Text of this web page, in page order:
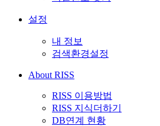
설정
내 정보
검색환경설정
About RISS
RISS 이용방법
RISS 지식더하기
DB연계 현황